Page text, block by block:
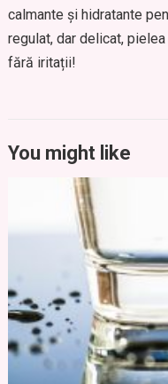
calmante și hidratante
regulat, dar delicat,
fără iritații!
You might like